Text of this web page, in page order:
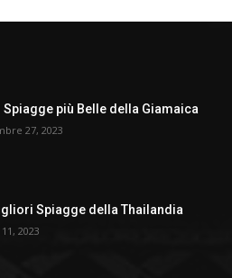
Spiagge più Belle della Giamaica
27, 2023
Spiagge della Thailandia
2023